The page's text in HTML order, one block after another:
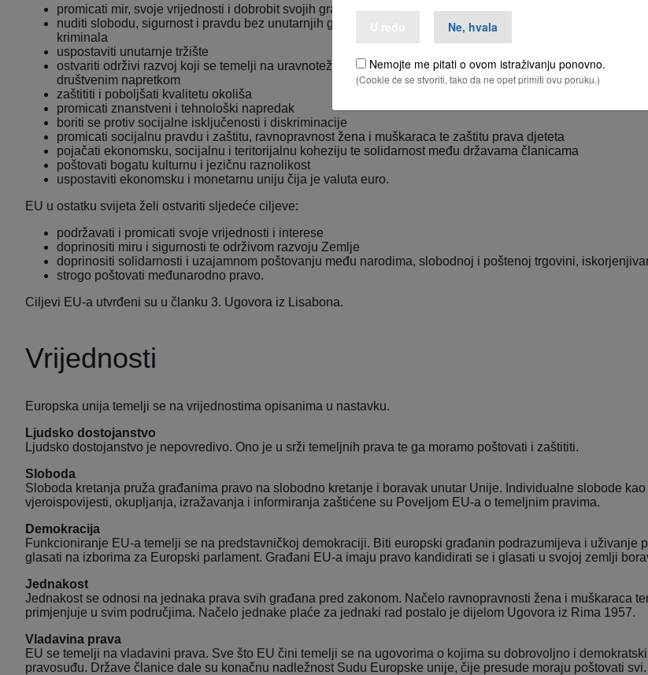
promicati mir, svoje vrijednosti i dobrobit svojih građana
nuditi slobodu, sigurnost i pravdu bez unutarnjih granica, s odgovarajućim mjerama na vanjskim
kriminala
uspostaviti unutarnje tržište
ostvariti održivi razvoj koji se temelji na uravnoteženom gospodarskom rastu i stabilnosti cijena te visoko
društvenim napretkom
zaštititi i poboljšati kvalitetu okoliša
promicati znanstveni i tehnološki napredak
boriti se protiv socijalne isključenosti i diskriminacije
promicati socijalnu pravdu i zaštitu, ravnopravnost žena i muškaraca te zaštitu prava djeteta
pojačati ekonomsku, socijalnu i teritorijalnu koheziju te solidarnost među državama članicama
poštovati bogatu kulturnu i jezičnu raznolikost
uspostaviti ekonomsku i monetarnu uniju čija je valuta euro.
EU u ostatku svijeta želi ostvariti sljedeće ciljeve:
podržavati i promicati svoje vrijednosti i interese
doprinositi miru i sigurnosti te održivom razvoju Zemlje
doprinositi solidarnosti i uzajamnom poštovanju među narodima, slobodnoj i poštenoj trgovini,
strogo poštovati međunarodno pravo.
Ciljevi EU-a utvrđeni su u članku 3. Ugovora iz Lisabona.
Vrijednosti
Europska unija temelji se na vrijednostima opisanima u nastavku.
Ljudsko dostojanstvo
Ljudsko dostojanstvo je nepovredivo. Ono je u srži temeljnih prava te ga moramo poštovati i zaštititi.
Sloboda
Sloboda kretanja pruža građanima pravo na slobodno kretanje i boravak unutar Unije. Individualne slobode
vjeroispovijesti, okupljanja, izražavanja i informiranja zaštićene su Poveljom EU-a o temeljnim pravima.
Demokracija
Funkcioniranje EU-a temelji se na predstavničkoj demokraciji. Biti europski građanin podrazumijeva i
glasati na izborima za Europski parlament. Građani EU-a imaju pravo kandidirati se i glasati u svojoj zemlji
Jednakost
Jednakost se odnosi na jednaka prava svih građana pred zakonom. Načelo ravnopravnosti žena i muškaraca
primjenjuje u svim područjima. Načelo jednake plaće za jednaki rad postalo je dijelom Ugovora iz Rima 1957.
Vladavina prava
EU se temelji na vladavini prava. Sve što EU čini temelji se na ugovorima o kojima su dobrovoljno i
pravosuđu. Države članice dale su konačnu nadležnost Sudu Europske unije, čije presude moraju poštovati svi.
Ne, hvala
Nemojte me pitati o ovom istraživanju ponovno.
(Cookie će se stvoriti, tako da ne opet primiti ovu poruku.)